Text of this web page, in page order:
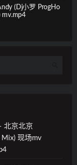
(Dj小罗 ProgHo
mv.mp4
北京北京
现场mv